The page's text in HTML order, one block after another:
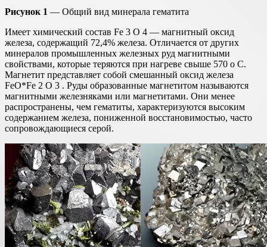
Рисунок 1 — Общий вид минерала гематита
Имеет химический состав Fe 3 O 4 — магнитный оксид
железа, содержащий 72,4% железа. Отличается от других
минералов промышленных железных руд магнитными
свойствами, которые теряются при нагреве свыше 570 о С.
Магнетит представляет собой смешанный оксид железа
FeO*Fe 2 O 3 . Руды образованные магнетитом называются
магнитными железняками или магнетитами. Они менее
распространены, чем гематиты, характеризуются высоким
содержанием железа, пониженной восстановимостью, часто
сопровождающиеся серой.